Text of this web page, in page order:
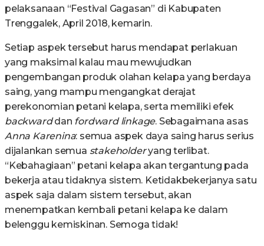
pelaksanaan “Festival Gagasan” di Kabupaten
Trenggalek, April 2018, kemarin.
Setiap aspek tersebut harus mendapat perlakuan
yang maksimal kalau mau mewujudkan
pengembangan produk olahan kelapa yang berdaya
saing, yang mampu mengangkat derajat
perekonomian petani kelapa, serta memiliki efek
backwarddan fordward linkage. Sebagaimana asas
Anna Karenina: semua aspek daya saing harus serius
dijalankan semua stakeholderyang terlibat.
“Kebahagiaan” petani kelapa akan tergantung pada
bekerja atau tidaknya sistem. Ketidakbekerjanya satu
aspek saja dalam sistem tersebut, akan
menempatkan kembali petani kelapa ke dalam
belenggu kemiskinan. Semoga tidak!